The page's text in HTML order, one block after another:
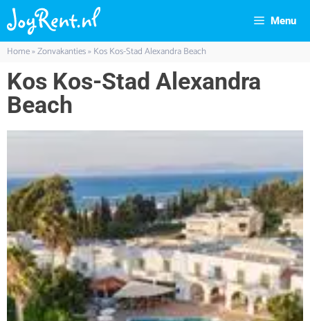
Menu
Home»Zonvakanties»Kos Kos-Stad Alexandra Beach
Kos Kos-Stad Alexandra
Beach